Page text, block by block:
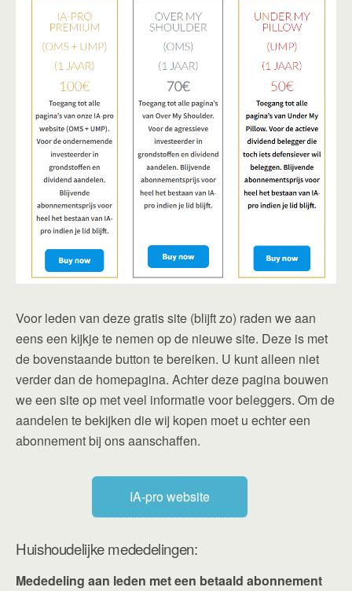
Voor leden van deze gratis site (blijft zo) raden we aan
eens een kijkje te nemen op de nieuwe site. Deze is met
de bovenstaande button te bereiken. U kunt alleen niet
verder dan de homepagina. Achter deze pagina bouwen
we een site op met veel informatie voor beleggers. Om de
aandelen te bekijken die wij kopen moet u echter een
abonnement bij ons aanschaffen.
IA-pro website
Huishoudelijke mededelingen:
Mededeling aan leden met een betaald abonnement